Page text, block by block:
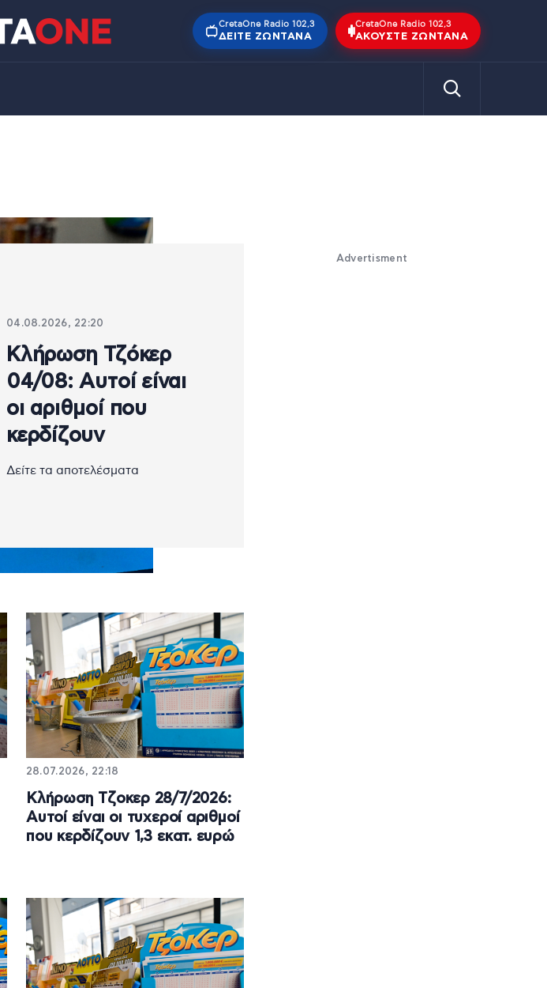
CretaOne Radio 102,3
ΔΕΊΤΕ ΖΩΝΤΑΝΆ
CretaOne Radio 102,3
ΑΚΟΎΣΤΕ ΖΩΝΤΑΝΆ
04.08.2026, 22:20
Κλήρωση Τζόκερ
04/08: Αυτοί είναι
οι αριθμοί που
κερδίζουν
Δείτε τα αποτελέσματα
28.07.2026, 22:18
Κλήρωση Τζοκερ 28/7/2026:
Αυτοί είναι οι τυχεροί αριθμοί
που κερδίζουν 1,3 εκατ. ευρώ
Advertisment